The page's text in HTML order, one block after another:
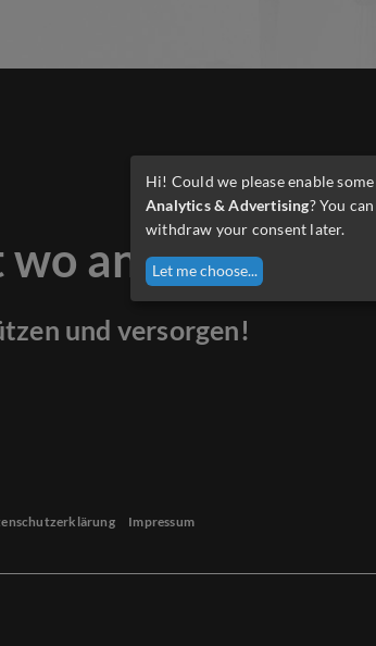
anders.
und versorgen!
Impressum
Hi! Could we please enable
Analytics & Advertising? You
withdraw your consent later.
Let me choose...